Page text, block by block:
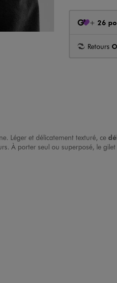
+ 26
Retours
Léger et délicatement texturé, ce
À porter seul ou superposé, le